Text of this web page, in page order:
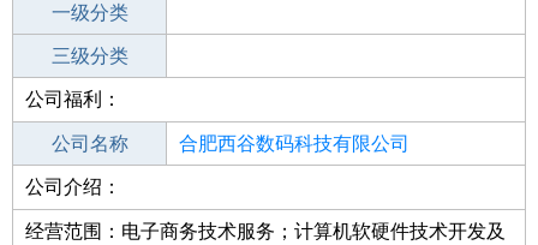
一级分类
二级分类
三级分类
其他行业
公司福利：
公司名称 合肥西谷数码科技有限公司
公司类型
公司介绍：
经营范围：电子商务技术服务；计算机软硬件技术开发及